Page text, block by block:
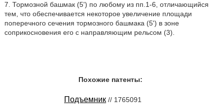
7. Тормозной башмак (5') по любому из пп.1-6, отличающийся
тем, что обеспечивается некоторое увеличение площади
поперечного сечения тормозного башмака (5') в зоне
соприкосновения его с направляющим рельсом (3).
Похожие патенты:
Подъемник // 1765091